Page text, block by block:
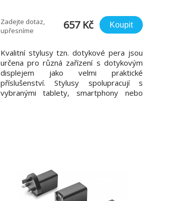
Zadejte dotaz,
upřesníme
657 Kč Koupit
Kvalitní stylusy tzn. dotykové pera jsou
určena pro různá zařízení s dotykovým
displejem jako velmi praktické
příslušenství. Stylusy spolupracují s
vybranými tablety, smartphony nebo